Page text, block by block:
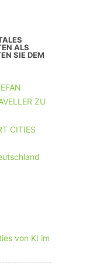
11-50 MA
ALS
SIE DEM
ZU
CITIES
von KI im